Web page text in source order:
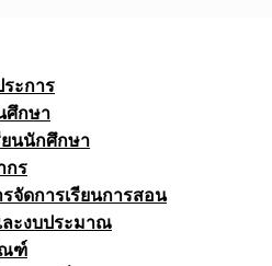
ะการ
ศึกษา
นนักศึกษา
กร
จัดการเรียนการสอน
ะงบประมาณ
ฑ์